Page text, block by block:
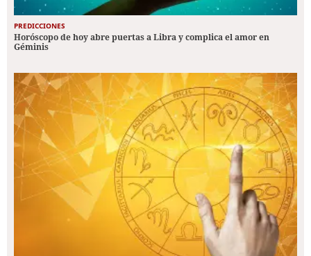
PREDICCIONES
Horóscopo de hoy abre puertas a Libra y complica el amor en
Géminis